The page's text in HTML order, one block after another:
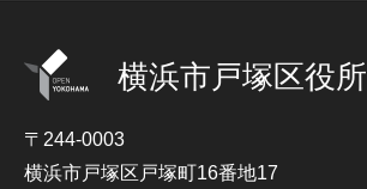
横浜市戸塚区役所
〒244-0003
横浜市戸塚区戸塚町16番地17